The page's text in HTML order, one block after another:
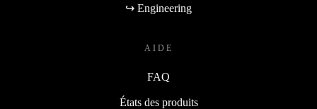
↪ Engineering
AIDE
FAQ
États des produits